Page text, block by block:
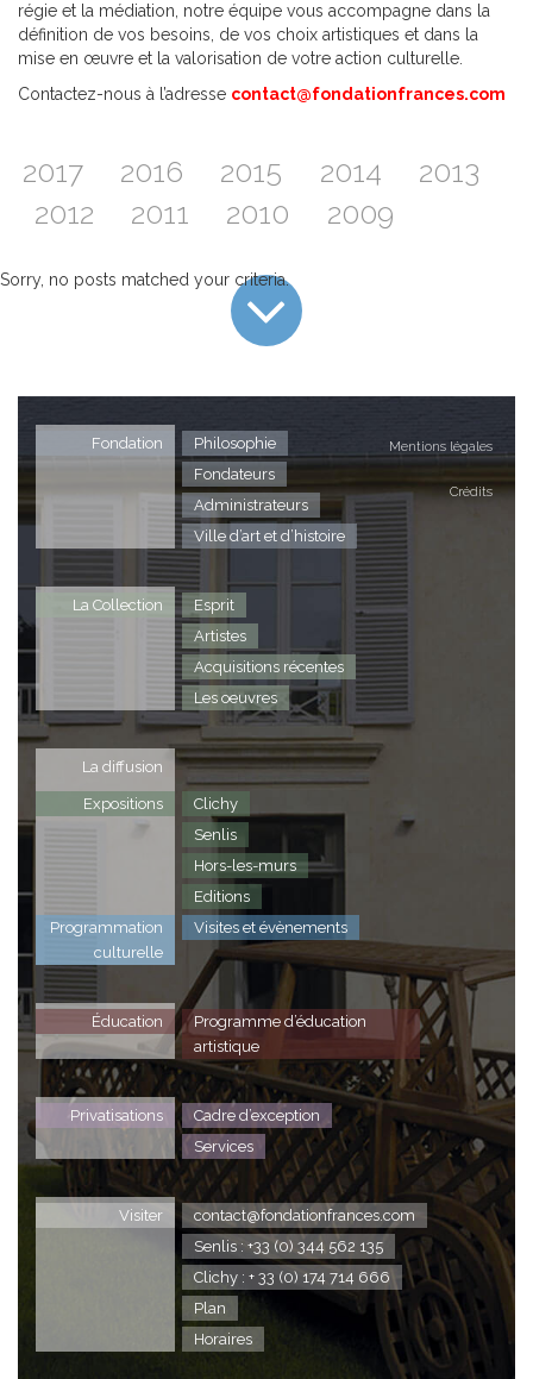
régie et la médiation, notre équipe vous accompagne dans la
définition de vos besoins, de vos choix artistiques et dans la
mise en œuvre et la valorisation de votre action culturelle.
Contactez-nous à l’adresse contact@fondationfrances.com
2017 2016 2015 2014
2013
2012
2011 2010 2009
Sorry, no posts matched your criteria.
Mentions légales
Crédits
Fondation
Philosophie
Fondateurs
Administrateurs
Ville d’art et d’histoire
La Collection
Esprit
Artistes
Acquisitions récentes
Les oeuvres
La diffusion
Expositions
Clichy
Senlis
Hors-les-murs
Editions
Programmation
culturelle
Visites et évènements
Éducation
Programme d’éducation
artistique
Privatisations
Cadre d’exception
Services
Visiter
contact@fondationfrances.com
Senlis : +33 (0) 344 562 135
Clichy : + 33 (0) 174 714 666
Plan
Horaires